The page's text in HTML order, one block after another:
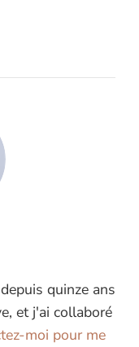
quinze ans
et j'ai collaboré
moi pour me